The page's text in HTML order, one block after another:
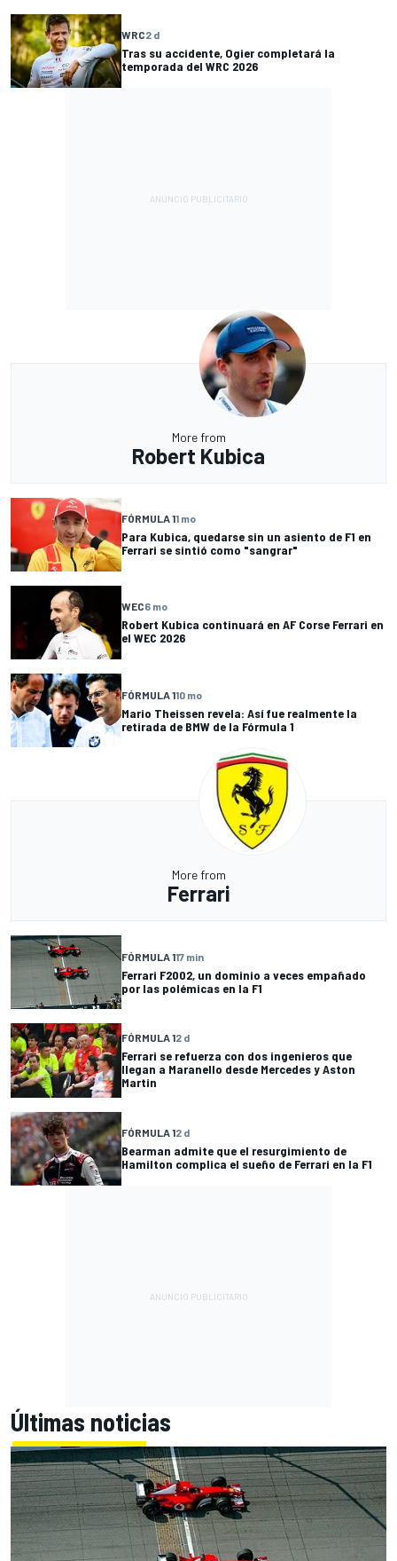
WRC2 d
Tras su accidente, Ogier completará la
temporada del WRC 2026
More from
Robert Kubica
FÓRMULA 11 mo
Para Kubica, quedarse sin un asiento de F1 en
Ferrari se sintió como "sangrar"
WEC6 mo
Robert Kubica continuará en AF Corse Ferrari en
el WEC 2026
FÓRMULA 110 mo
Mario Theissen revela: Así fue realmente la
retirada de BMW de la Fórmula 1
More from
Ferrari
FÓRMULA 117 min
Ferrari F2002, un dominio a veces empañado
por las polémicas en la F1
FÓRMULA 12 d
Ferrari se refuerza con dos ingenieros que
llegan a Maranello desde Mercedes y Aston
Martin
FÓRMULA 12 d
Bearman admite que el resurgimiento de
Hamilton complica el sueño de Ferrari en la F1
Últimas noticias